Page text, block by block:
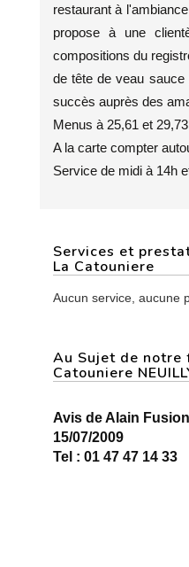
restaurant à
propose à une
compositions du
de tête de veau sauce
succès auprès des
Menus à 25,61 et
A la carte compter
Service de midi à 14h
Services et
La Catouniere
Aucun service, aucune
Au Sujet de notre
Catouniere
Avis de Alain
15/07/2009
Tel : 01 47 47 14 33